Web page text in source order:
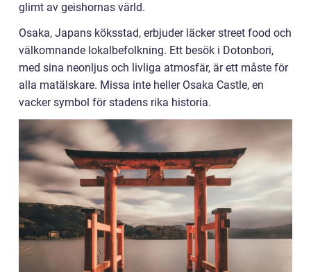
glimt av geishornas värld.
Osaka, Japans köksstad, erbjuder läcker street food och
välkomnande lokalbefolkning. Ett besök i Dotonbori,
med sina neonljus och livliga atmosfär, är ett måste för
alla matälskare. Missa inte heller Osaka Castle, en
vacker symbol för stadens rika historia.